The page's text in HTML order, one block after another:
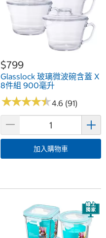
$799
Glasslock 玻璃微波碗含蓋 X
8件組 900毫升
★★★★★
★★★★★4.6 (91)
加入購物車